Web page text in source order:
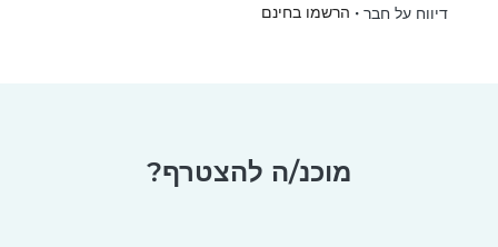
דיווח על חבר • הרשמו בחינם
מוכנ/ה להצטרף?